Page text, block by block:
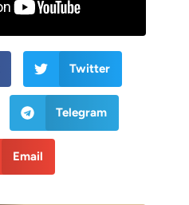
Twitter
Telegram
Email